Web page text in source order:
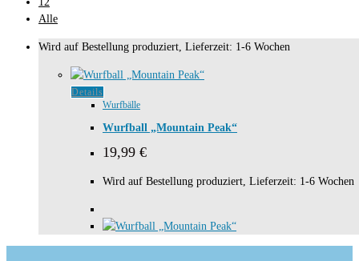
Alle
Wird auf Bestellung produziert, Lieferzeit: 1-6 Wochen
Details
Wurfbälle
Wurfball „Mountain Peak“
19,99 €
Wird auf Bestellung produziert, Lieferzeit: 1-6 Wochen